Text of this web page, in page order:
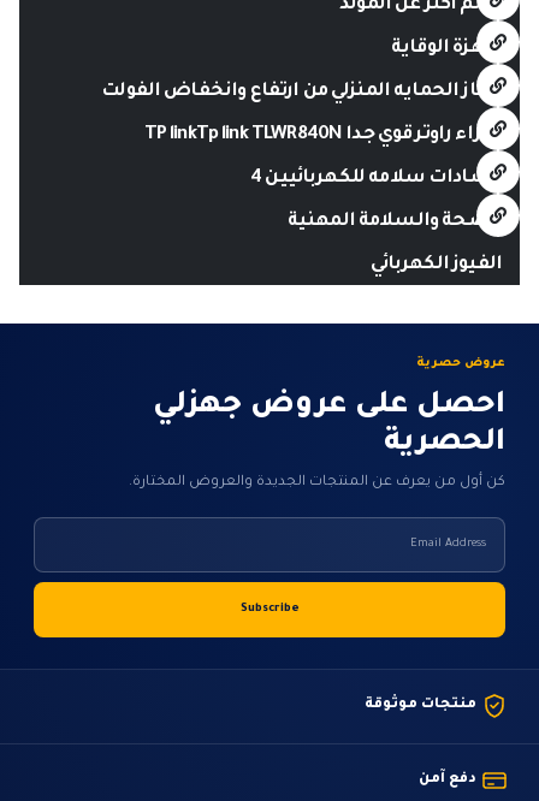
تعلم اكثر عن المولد
أجهزة الوقاية
جهاز الحمايه المنزلي من ارتفاع وانخفاض الفولت
شراء راوتر قوي جدا TP linkTp link TLWR840N
ارشادات سلامه للكهربائيين 4
الصحة والسلامة المهنية
الفيوز الكهربائي
عروض حصرية
احصل على عروض جهزلي
الحصرية
كن أول من يعرف عن المنتجات الجديدة والعروض المختارة.
منتجات موثوقة
دفع آمن